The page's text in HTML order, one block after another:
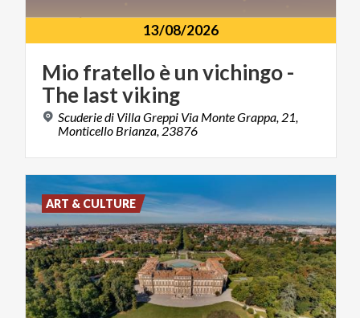
13/08/2026
Miofratelloèunvichingo-
The lastviking
Scuderie di Villa Greppi Via Monte Grappa, 21,
Monticello Brianza, 23876
ART & CULTURE